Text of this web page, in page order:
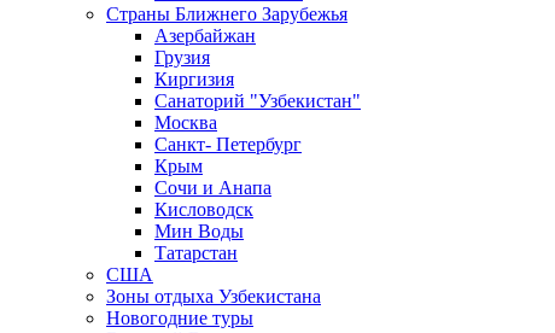
Страны Ближнего Зарубежья
Азербайжан
Грузия
Киргизия
Санаторий "Узбекистан"
Москва
Санкт- Петербург
Крым
Сочи и Анапа
Кисловодск
Мин Воды
Татарстан
США
Зоны отдыха Узбекистана
Новогодние туры